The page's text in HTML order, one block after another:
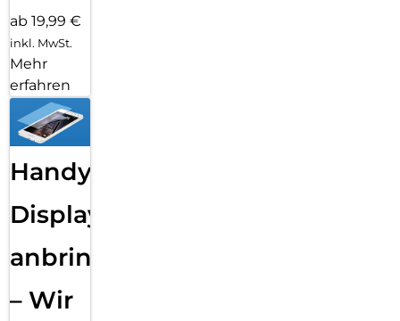
ab 19,99 €
inkl. MwSt.
Mehr
erfahren
Handy
Displayfolie
anbringen
– Wir